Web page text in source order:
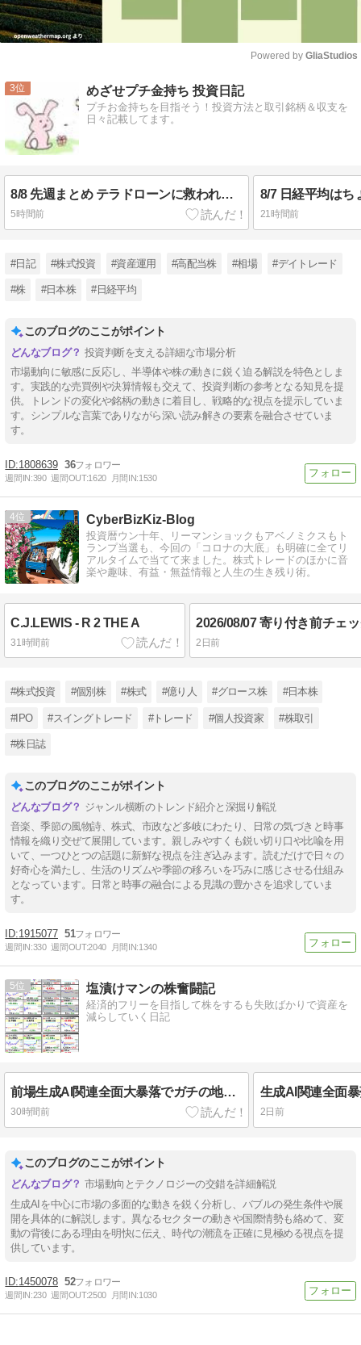
Powered by GliaStudios
3 めざせプチ金持ち 投資日記
プチお金持ちを目指そう！投資方法と取引銘柄＆収支を
日々記載してます。
8/8 先週まとめ テラドローンに救われました
5時間前 21時間前
#日記 #株式投資 #資産運用 #高配当株 #相場 #デイトレード
#株 #日本株 #日経平均
このブログのここがポイント
投資判断を支える詳細な市場分析
市場動向に敏感に反応し、半導体や株の動きに鋭く迫る解説を特色としま
す。実践的な売買例や決算情報も交えて、投資判断の参考となる知見を提
供。トレンドの変化や銘柄の動きに着目し、戦略的な視点を提示していま
す。シンプルな言葉でありながら深い読み解きの要素を融合させていま
す。
1808639 36
週間IN:390 週間OUT:1620 月間IN:1530
4 CyberBizKiz-Blog
投資暦ウン十年、リーマンショックもアベノミクスもト
ランプ当選も、今回の「コロナの大底」も明確に全てリ
アルタイムで当てて来ました。株式トレードのほかに音
楽や趣味、有益・無益情報と人生の生き残り術。
C.J.LEWIS - R 2 THE A
31時間前
2026/08/07 寄り付き前チェ
2日前
#株式投資 #個別株 #株式 #億り人 #グロース株 #日本株
#IPO #スイングトレード #トレード #個人投資家 #株取引
#株日誌
このブログのここがポイント
ジャンル横断のトレンド紹介と深掘り解説
音楽、季節の風物詩、株式、市政など多岐にわたり、日常の気づきと時事
情報を織り交ぜて展開しています。親しみやすくも鋭い切り口や比喩を用
いて、一つひとつの話題に新鮮な視点を注ぎ込みます。読むだけで日々の
好奇心を満たし、生活のリズムや季節の移ろいを巧みに感じさせる仕組み
となっています。日常と時事の融合による見識の豊かさを追求していま
す。
1915077 51
週間IN:330 週間OUT:2040 月間IN:1340
5 塩漬けマンの株奮闘記
経済的フリーを目指して株をするも失敗ばかりで資産を
減らしていく日記
前場生成AI関連全面大暴落でガチの地獄からリバウンド基調で迎えた14時フジクラ決算が生成AI関連全銘柄を救う！昨日の古河電工同様キチガイ値動きだったけどっ！！
30時間前 2日前
このブログのここがポイント
市場動向とテクノロジーの交錯を詳細解説
生成AIを中心に市場の多面的な動きを鋭く分析し、バブルの発生条件や展
開を具体的に解説します。異なるセクターの動きや国際情勢も絡めて、変
動の背後にある理由を明快に伝え、時代の潮流を正確に見極める視点を提
供しています。
1450078 52
週間IN:230 週間OUT:2500 月間IN:1030